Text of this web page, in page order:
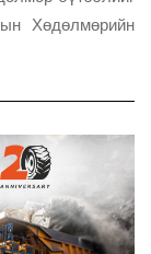
Хөдөлмөрийн